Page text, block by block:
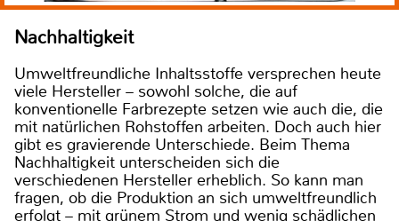
Nachhaltigkeit
Umweltfreundliche Inhaltsstoffe versprechen heute
viele Hersteller – sowohl solche, die auf
konventionelle Farbrezepte setzen wie auch die, die
mit natürlichen Rohstoffen arbeiten. Doch auch hier
gibt es gravierende Unterschiede. Beim Thema
Nachhaltigkeit unterscheiden sich die
verschiedenen Hersteller erheblich. So kann man
fragen, ob die Produktion an sich umweltfreundlich
erfolgt – mit grünem Strom und wenig schädlichen